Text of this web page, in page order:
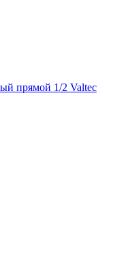
прямой 1/2 Valtec